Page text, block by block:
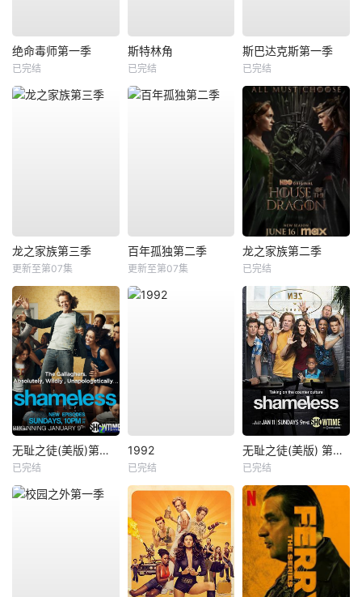
绝命毒师第一季
已完结
斯特林角
已完结
斯巴达克斯第一季
已完结
龙之家族第三季
更新至第07集
百年孤独第二季
更新至第07集
龙之家族第二季
已完结
无耻之徒(美版)第一季
已完结
1992
已完结
无耻之徒(美版) 第五季
已完结